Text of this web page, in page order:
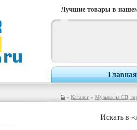
Лучшие товары в
Главная
» Каталог » Музыка на CD,
Искать в